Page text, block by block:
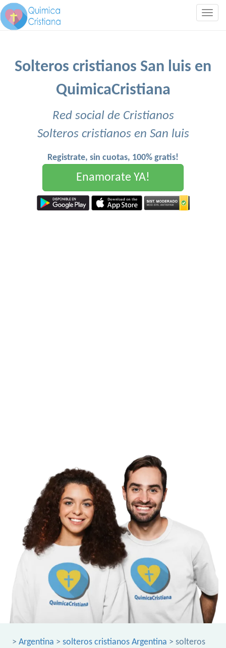
Solteros cristianos San luis en
QuimicaCristiana
Red social de Cristianos
Solteros cristianos en San luis
Registrate, sin cuotas, 100% gratis!
Enamorate YA!
> Argentina > solteros cristianos Argentina > solteros